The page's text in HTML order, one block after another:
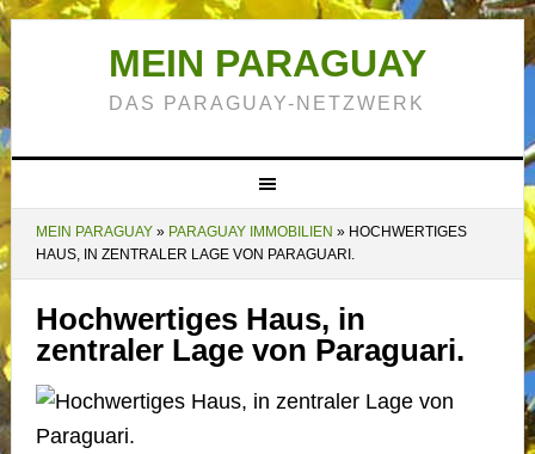
MEIN PARAGUAY
DAS PARAGUAY-NETZWERK
MEIN PARAGUAY» PARAGUAY IMMOBILIEN » HOCHWERTIGES
HAUS, IN ZENTRALER LAGE VON PARAGUARI.
Hochwertiges Haus, in
zentraler Lage von Paraguari.